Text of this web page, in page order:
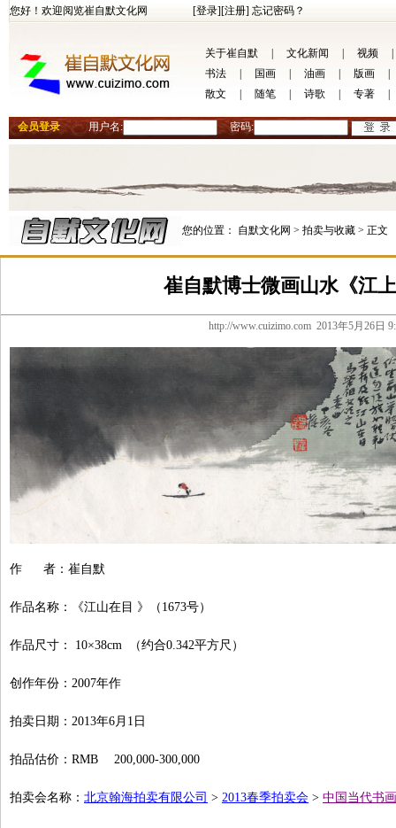
您好！欢迎阅览崔自默文化网 [登录][注册] 忘记密码？
关于崔自默 文化新闻 视频
书法
国画 油画 版画
散文
随笔 诗歌 专著
会员登录 用户名: 密码:
您的位置： 自默文化网 > 拍卖与收藏 > 正文
崔自默博士微画山水《江
http://www.cuizimo.com 2013年5月26
作 者：崔自默
作品名称：《江山在目 》（1673号）
作品尺寸： 10×38cm （约合0.342平方尺）
创作年份：2007年作
拍卖日期：2013年6月1日
拍品估价：RMB 200,000-300,000
拍卖会名称： 北京翰海拍卖有限公司 > 2013春季拍卖会 > 中国当代书